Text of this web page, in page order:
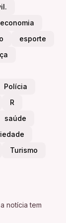
economia
esporte
Polícia
R
saúde
Turismo
notícia tem